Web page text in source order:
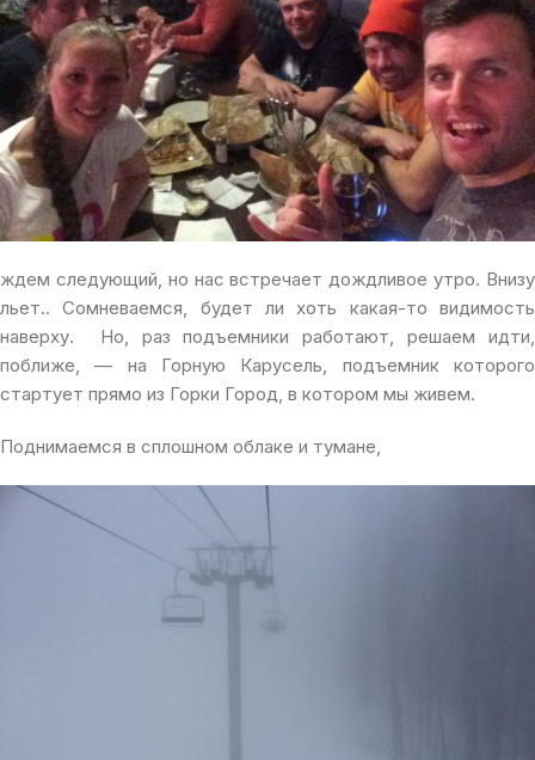
ждем следующий, но нас встречает дождливое утро. Внизу
льет.. Сомневаемся, будет ли хоть какая-то видимость
наверху. Но, раз подъемники работают, решаем идти,
поближе, — на Горную Карусель, подъемник которого
стартует прямо из Горки Город, в котором мы живем.
Поднимаемся в сплошном облаке и тумане,